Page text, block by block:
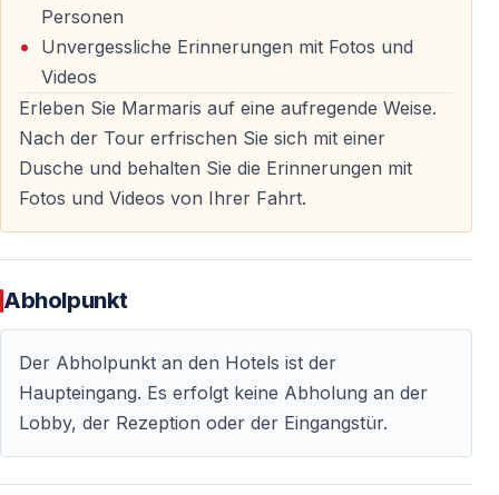
Häufig gestellte Fragen — Buggy Safari in
Marmaris
Benötige ich einen Führerschein?
Nein — ein Führerschein ist nicht erforderlich. Eine
Einweisung und Probefahrt sind inklusive.
Ist die Tour auch für Anfänger geeignet?
begleiten Sie jederzeit.
Wie lange dauert die Buggy Safari?
Die Gesamtdauer beträgt etwa 3 Stunden — davon ca.
2 Stunden aktive Offroad-Fahrt.
Personen
Unvergessliche Erinnerungen mit Fotos und
Videos
Erleben Sie Marmaris auf eine aufregende Weise.
Nach der Tour erfrischen Sie sich mit einer
Dusche und behalten Sie die Erinnerungen mit
Fotos und Videos von Ihrer Fahrt.
Abholpunkt
Der Abholpunkt an den Hotels ist der
Haupteingang. Es erfolgt keine Abholung an der
Lobby, der Rezeption oder der Eingangstür.